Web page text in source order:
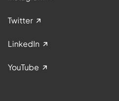
Twitter
LinkedIn
YouTube